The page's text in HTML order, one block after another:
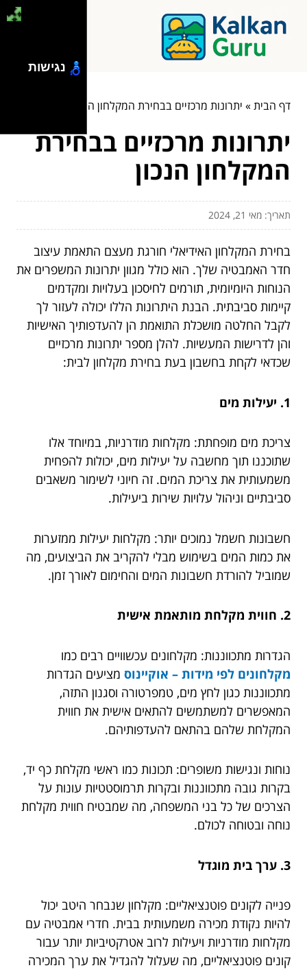
דף הבית» יתרונות מרכזיים בבחירת המקלחון הנכון
יתרונות מרכזיים בבחירת
המקלחון הנכון
תאריך: מאי 21, 2024
בחירת המקלחון האידיאלי חורגת מעצם התאמת עיצוב
חדר האמבטיה שלך. הוא כולל מגוון יתרונות המשפרים את
הנוחות היומיומית, תורמים לחיסכון בעלויות ומקדמים
קיימות סביבתית. הבנת היתרונות הללו יכולה לעזור לך
לקבל החלטה מושכלת התואמת הן להעדפותיך האישיות
והן לדרישות המעשיות. להלן מספר יתרונות מרכזיים
שכדאי לקחת בחשבון בעת בחירת מקלחון לבית:
1. יעילות מים
צריכת מים מופחתת: מקלחות מודרניות, במיוחד אלו
שתוכננו תוך מחשבה על יעילות מים, יכולות להפחית
משמעותית את צריכת המים. זה חיוני לשימור משאבים
סביבתיים וניהול עלויות שירות ביעילות.
חשבונות חשמל נמוכים יותר: מקלחות יעילות ממזערות
את כמות המים בשימוש מבלי להקריב את הביצועים, מה
שמוביל להורדת חשבונות המים והחימום לאורך זמן.
2. חווית מקלחת מותאמת אישית
הגדרות מתכווננות: מקלחונים עכשוויים רבים כמו
מקלחונים לפי מידות – אוקיינוס מציעים הגדרות
מתכווננות כגון לחץ מים, טמפרטורה וסגנון התזה,
המאפשרים למשתמשים להתאים אישית את חווית
המקלחת שלהם בהתאם להעדפותיהם.
נוחות ונגישות משופרים: תכונות כמו ראשי מקלחת כף יד,
בקרות גובה מתכווננות ובקרות תרמוסטטיות עונות על
הצרכים של כל בני המשפחה, מה שמבטיח חווית מקלחת
נוחה ובטוחה לכולם.
3. ערך בית מוגדל
פנייה לקונים פוטנציאליים: מקלחון שנבחר היטב יכול
להיות נקודת מכירה משמעותית בבית. חדרי אמבטיה עם
מקלחות מודרניות ויעילות לרוב אטרקטיביות יותר עבור
קונים פוטנציאליים, מה שעלול להגדיל את ערך המכירה
נגישות